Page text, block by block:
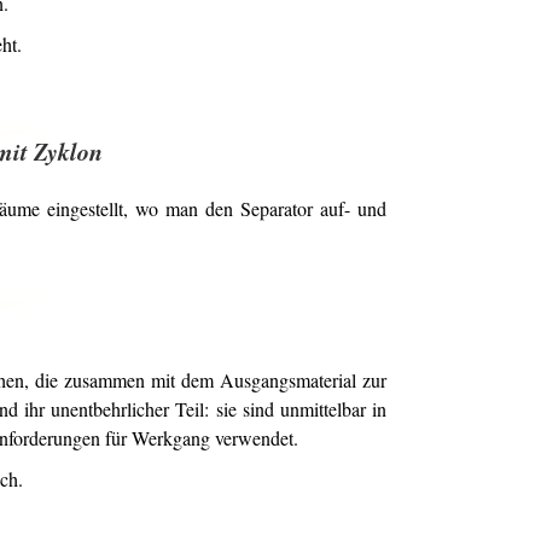
Zyklon
eingestellt, wo man den Separator auf- und
die zusammen mit dem Ausgangsmaterial zur
ihr unentbehrlicher Teil: sie sind unmittelbar in
für Werkgang verwendet.